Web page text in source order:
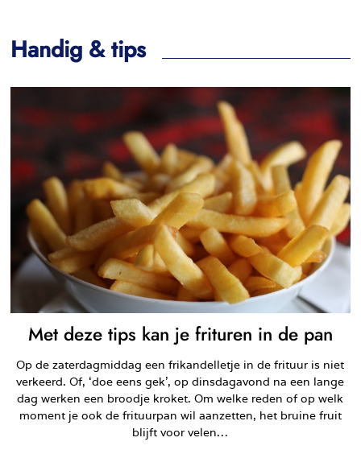
Handig & tips
Met deze tips kan je frituren in de pan
Op de zaterdagmiddag een frikandelletje in de frituur is niet
verkeerd. Of, ‘doe eens gek’, op dinsdagavond na een lange
dag werken een broodje kroket. Om welke reden of op welk
moment je ook de frituurpan wil aanzetten, het bruine fruit
blijft voor velen…